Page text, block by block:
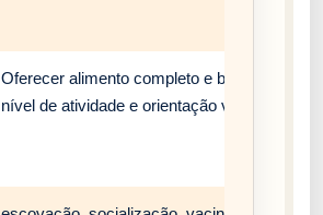
Oferecer alimento completo e balanceado,
nível de atividade e orientação veterinária.